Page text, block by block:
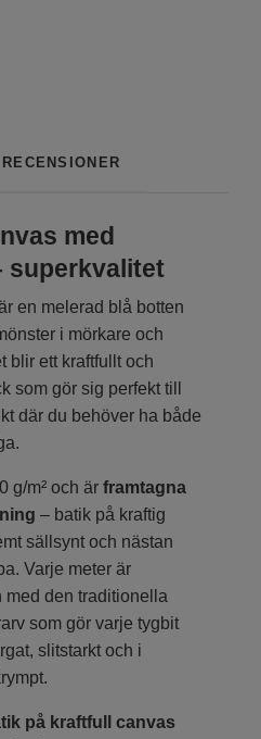
RECENSIONER
med
superkvalitet
en melerad blå botten
i mörkare och
blir ett kraftfullt och
som gör sig perfekt till
där du behöver ha både
g/m² och är framtagna
– batik på kraftig
sällsynt och nästan
Varje meter är
med den traditionella
som gör varje tygbit
slitstarkt och i
på kraftfull canvas